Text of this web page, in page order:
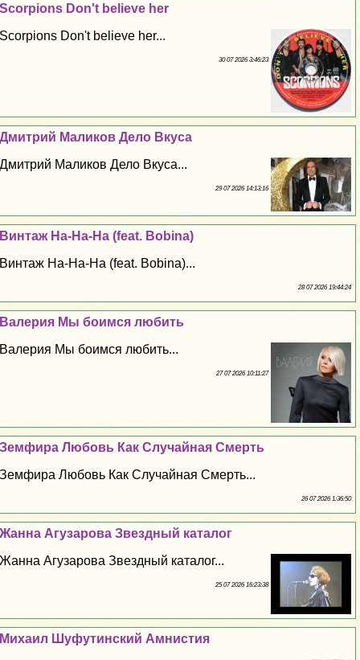
Scorpions Don't believe her
Scorpions Don't believe her...
30 07 2026 3:46:23
Дмитрий Маликов Дело Вкуса
Дмитрий Маликов Дело Вкуса...
29 07 2026 14:13:16
Винтаж На-На-На (feat. Bobina)
Винтаж На-На-На (feat. Bobina)...
28 07 2026 19:44:24
Валерия Мы боимся любить
Валерия Мы боимся любить...
27 07 2026 10:11:27
Земфира Любовь Как Случайная Cмepть
Земфира Любовь Как Случайная Cмepть...
26 07 2026 1:36:50
Жанна Агузарова Звездный каталог
Жанна Агузарова Звездный каталог...
25 07 2026 16:23:38
Михаил Шуфутинский Амнистия